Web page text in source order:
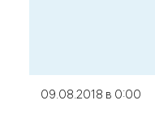
09.08.2018 в 0:00